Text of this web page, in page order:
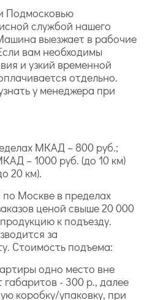
Подмосковью
службой нашего
выезжает в рабочие
вам необходимы
и узкий временной
отдельно.
у менеджера при
МКАД – 800 руб.;
– 1000 руб. (до 10 км)
20 км).
Москве в пределах
ценой свыше 20 000
к подъезду.
за
Стоимость подъема:
одно место вне
габаритов - 300 р., далее
коробку/упаковку, при